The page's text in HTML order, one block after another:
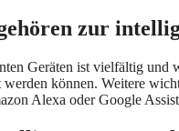
zur
Geräten ist vielfältig und
können. Weitere
Alexa oder Google